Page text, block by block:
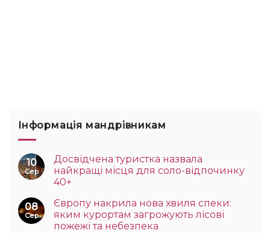
Інформація мандрівникам
10
Сер
Досвідчена туристка назвала
найкращі місця для соло-відпочинку
40+
08
Сер
Європу накрила нова хвиля спеки:
яким курортам загрожують лісові
пожежі та небезпека